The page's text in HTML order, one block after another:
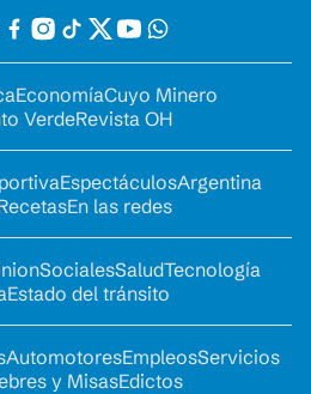
EconomíaCuyo Minero
VerdeRevista OH
EspectáculosArgentina
En las redes
SocialesSaludTecnología
Estado del tránsito
AutomotoresEmpleosServicios
y MisasEdictos